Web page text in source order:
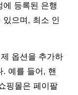
에 등록된 은행
있으며, 최소 인
옵션을 추가하
. 예를 들어, 핸
핑몰은 페이팔